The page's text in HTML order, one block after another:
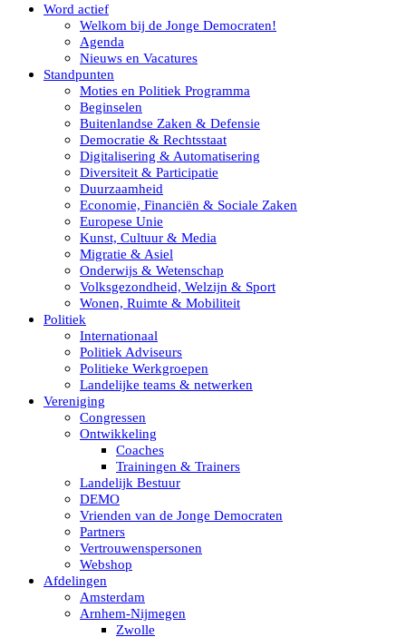
Word actief
Welkom bij de Jonge Democraten!
Agenda
Nieuws en Vacatures
Standpunten
Moties en Politiek Programma
Beginselen
Buitenlandse Zaken & Defensie
Democratie & Rechtsstaat
Digitalisering & Automatisering
Diversiteit & Participatie
Duurzaamheid
Economie, Financiën & Sociale Zaken
Europese Unie
Kunst, Cultuur & Media
Migratie & Asiel
Onderwijs & Wetenschap
Volksgezondheid, Welzijn & Sport
Wonen, Ruimte & Mobiliteit
Politiek
Internationaal
Politiek Adviseurs
Politieke Werkgroepen
Landelijke teams & netwerken
Vereniging
Congressen
Ontwikkeling
Coaches
Trainingen & Trainers
Landelijk Bestuur
DEMO
Vrienden van de Jonge Democraten
Partners
Vertrouwenspersonen
Webshop
Afdelingen
Amsterdam
Arnhem-Nijmegen
Zwolle